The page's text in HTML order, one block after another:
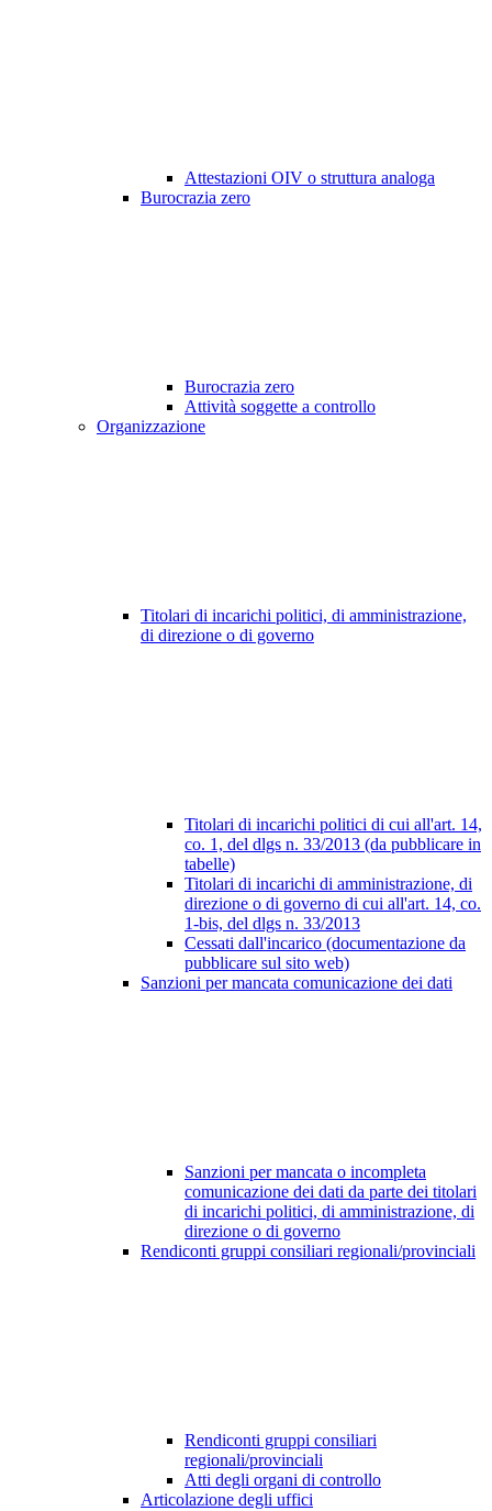
Attestazioni OIV o struttura analoga
Burocrazia zero
Burocrazia zero
Attività soggette a controllo
Organizzazione
Titolari di incarichi politici, di amministrazione,
di direzione o di governo
Titolari di incarichi politici di cui all'art. 14,
co. 1, del dlgs n. 33/2013 (da pubblicare in
tabelle)
Titolari di incarichi di amministrazione, di
direzione o di governo di cui all'art. 14, co.
1-bis, del dlgs n. 33/2013
Cessati dall'incarico (documentazione da
pubblicare sul sito web)
Sanzioni per mancata comunicazione dei dati
Sanzioni per mancata o incompleta
comunicazione dei dati da parte dei titolari
di incarichi politici, di amministrazione, di
direzione o di governo
Rendiconti gruppi consiliari regionali/provinciali
Rendiconti gruppi consiliari
regionali/provinciali
Atti degli organi di controllo
Articolazione degli uffici